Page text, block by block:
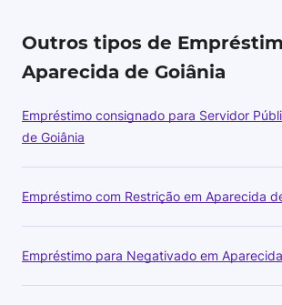
Outros tipos de
Aparecida de Goiânia
Empréstimo consignado para Servidor
de Goiânia
Empréstimo com Restrição em Aparecida
Empréstimo para Negativado em